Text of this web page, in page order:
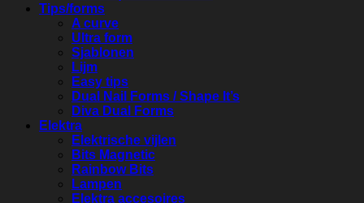
Tips/forms
A curve
Ultra form
Sjablonen
Lijm
Easy tips
Dual Nail Forms / Shape It’s
Diva Dual Forms
Elektra
Elektrische vijlen
Bits Magnetic
Rainbow Bits
Lampen
Elektra accesoires